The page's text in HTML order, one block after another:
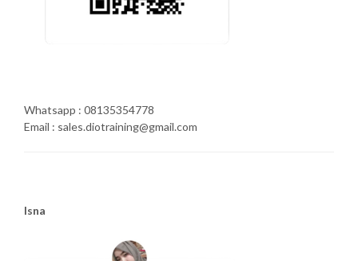
Whatsapp : 08135354778
Email : sales.diotraining@gmail.com
Isna